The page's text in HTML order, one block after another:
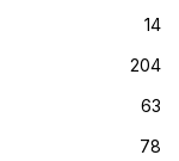
14
204
63
78